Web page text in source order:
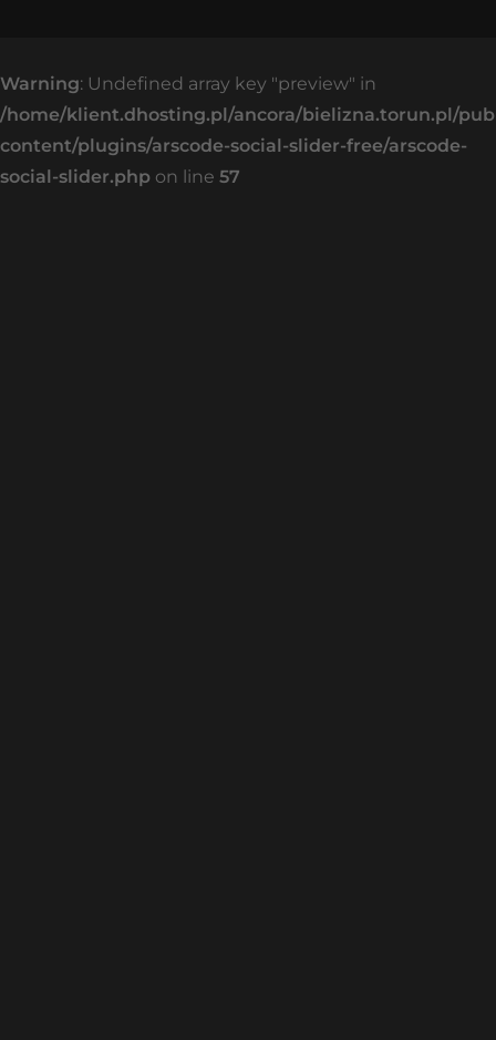
Warning: Undefined array key "preview" in
/home/klient.dhosting.pl/ancora/bielizna.torun.pl/
content/plugins/arscode-social-slider-free/arscode-
social-slider.php on line 57